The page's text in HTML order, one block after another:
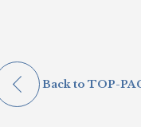
Back to TOP-